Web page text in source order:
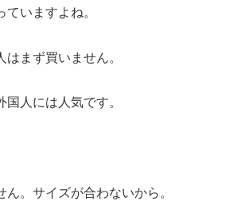
いますよね。
まず買いません。
人には人気です。
。サイズが合わないから。